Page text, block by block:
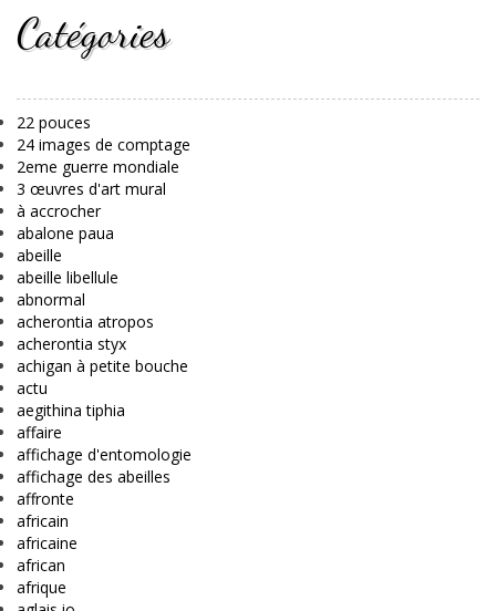
Catégories
22 pouces
24 images de comptage
2eme guerre mondiale
3 œuvres d'art mural
à accrocher
abalone paua
abeille
abeille libellule
abnormal
acherontia atropos
acherontia styx
achigan à petite bouche
actu
aegithina tiphia
affaire
affichage d'entomologie
affichage des abeilles
affronte
africain
africaine
african
afrique